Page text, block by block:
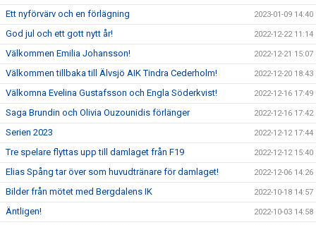
Ett nyförvärv och en förlägning 2023-01-09 14:40
God jul och ett gott nytt år! 2022-12-22 11:14
Välkommen Emilia Johansson! 2022-12-21 15:07
Välkommen tillbaka till Älvsjö AIK Tindra Cederholm! 2022-12-20 18:43
Välkomna Evelina Gustafsson och Engla Söderkvist! 2022-12-16 17:49
Saga Brundin och Olivia Ouzounidis förlänger 2022-12-16 17:42
Serien 2023 2022-12-12 17:44
Tre spelare flyttas upp till damlaget från F19 2022-12-12 15:40
Elias Spång tar över som huvudtränare för damlaget! 2022-12-06 14:26
Bilder från mötet med Bergdalens IK 2022-10-18 14:57
Äntligen! 2022-10-03 14:58